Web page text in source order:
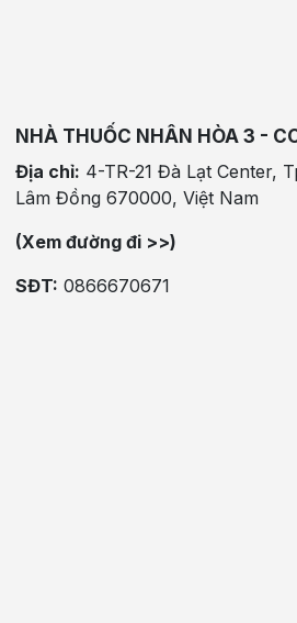
NHÀ THUỐC NHÂN HÒA 3 -
Địa chỉ: 4-TR-21 Đà Lạt Center,
Lâm Đồng 670000, Việt Nam
(Xem đường đi >>)
SĐT: 0866670671